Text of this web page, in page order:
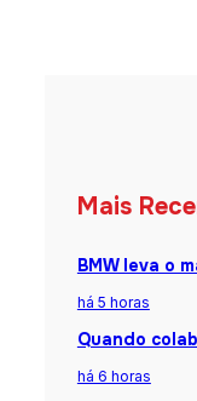
Mais
BMW leva o
há 5 horas
Quando
há 6 horas